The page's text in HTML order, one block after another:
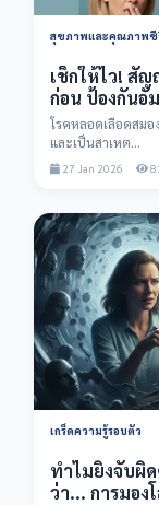
สุขภาพและคุณภาพชีวิ
เช็กให้ไว! สั
ก่อน ป้องกันอั
โรคหลอดเลือดสมอ
และเป็นสาเหต...
27 Jan 2026
เกร็ดความรู้รอบตัว
ทำไมยิ่งจับผิ
ว่า... การมอง